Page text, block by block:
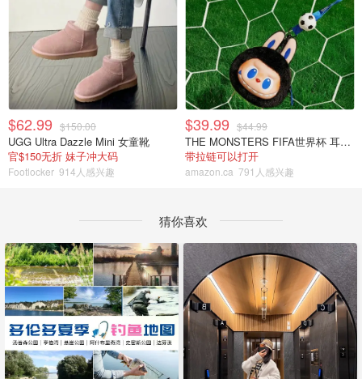
$62.99 $150.00
UGG Ultra Dazzle Mini 女童靴
官$150无折 妹子冲大码
Footlocker 914人感兴趣
$39.99 $44.99
THE MONSTERS FIFA世界杯 耳机包
带拉链可以打开
amazon.ca 791人感兴趣
猜你喜欢